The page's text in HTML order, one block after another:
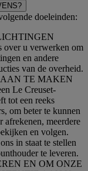
doeleinden:
over u verwerken om
en andere
van de overheid.
TE MAKEN
Le Creuset-
tot een reeks
om beter te kunnen
afrekenen, meerdere
en volgen.
in staat te stellen
te leveren.
EN OM ONZE